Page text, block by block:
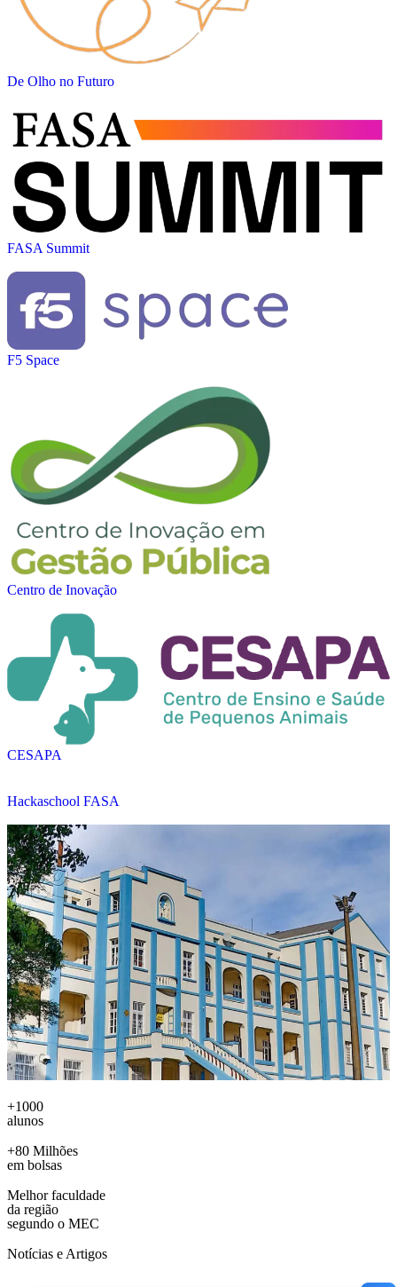
De Olho no Futuro
FASA Summit
F5 Space
Centro de Inovação
CESAPA
Hackaschool FASA
+1000
alunos
+80 Milhões
em bolsas
Melhor faculdade
da região
segundo o MEC
Notícias e Artigos